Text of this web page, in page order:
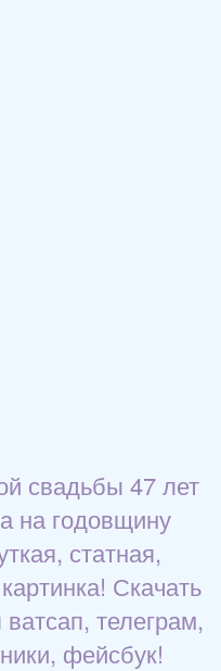
свадьбы 47 лет
на годовщину
статная,
Скачать
телеграм,
фейсбук!